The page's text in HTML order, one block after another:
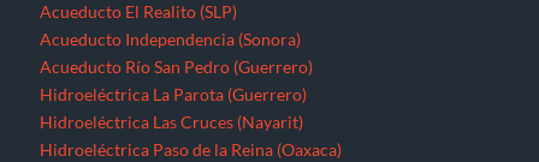
Acueducto El Realito (SLP)
Acueducto Independencia (Sonora)
Acueducto Río San Pedro (Guerrero)
Hidroeléctrica La Parota (Guerrero)
Hidroeléctrica Las Cruces (Nayarit)
Hidroeléctrica Paso de la Reina (Oaxaca)